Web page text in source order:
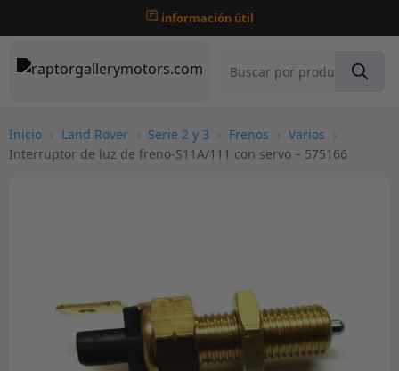
información útil
Inicio › Land Rover › Serie 2 y 3 › Frenos › Varios ›
Interruptor de luz de freno-S11A/111 con servo – 575166